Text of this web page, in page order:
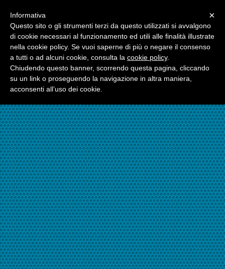
☎324.7403485
×
Informativa
Questo sito o gli strumenti terzi da questo utilizzati si avvalgono
di cookie necessari al funzionamento ed utili alle finalità illustrate
nella cookie policy. Se vuoi saperne di più o negare il consenso
a tutti o ad alcuni cookie, consulta la cookie policy.
Chiudendo questo banner, scorrendo questa pagina, cliccando
su un link o proseguendo la navigazione in altra maniera,
acconsenti all’uso dei cookie.